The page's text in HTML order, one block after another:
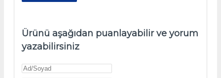
Ürünü aşağıdan puanlayabilir ve yorum
yazabilirsiniz